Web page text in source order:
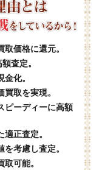
価格に還元。
査定。
化。
取を実現。
ピーディーに高額
正査定。
考慮し査定。
可能。